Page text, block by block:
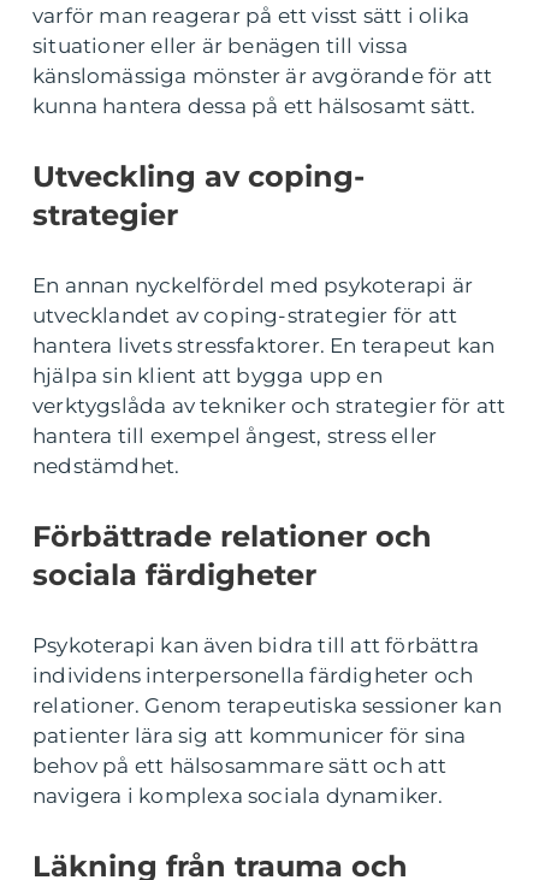
varför man reagerar på ett visst sätt i olika
situationer eller är benägen till vissa
känslomässiga mönster är avgörande för att
kunna hantera dessa på ett hälsosamt sätt.
Utveckling av coping-
strategier
En annan nyckelfördel med psykoterapi är
utvecklandet av coping-strategier för att
hantera livets stressfaktorer. En terapeut kan
hjälpa sin klient att bygga upp en
verktygslåda av tekniker och strategier för att
hantera till exempel ångest, stress eller
nedstämdhet.
Förbättrade relationer och
sociala färdigheter
Psykoterapi kan även bidra till att förbättra
individens interpersonella färdigheter och
relationer. Genom terapeutiska sessioner kan
patienter lära sig att kommunicer för sina
behov på ett hälsosammare sätt och att
navigera i komplexa sociala dynamiker.
Läkning från trauma och